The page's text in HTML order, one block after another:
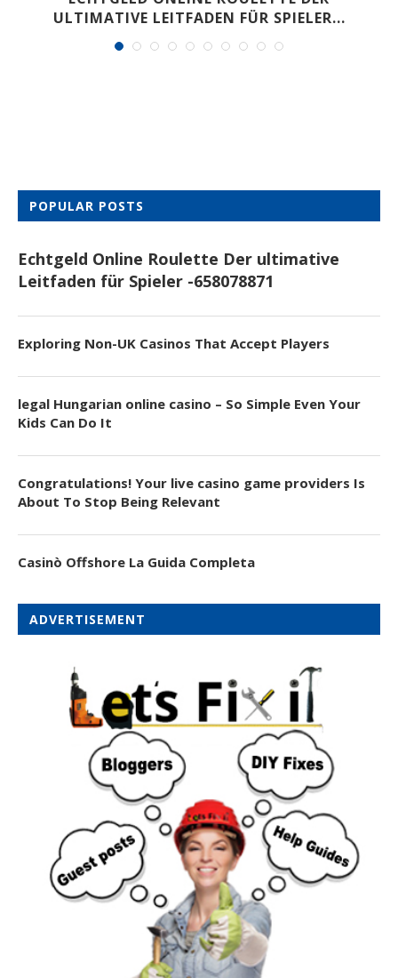
ULTIMATIVE LEITFADEN FÜR SPIELER...
POPULAR POSTS
Echtgeld Online Roulette Der ultimative
Leitfaden für Spieler -658078871
Exploring Non-UK Casinos That Accept Players
legal Hungarian online casino – So Simple Even Your
Kids Can Do It
Congratulations! Your live casino game providers Is
About To Stop Being Relevant
Casinò Offshore La Guida Completa
ADVERTISEMENT